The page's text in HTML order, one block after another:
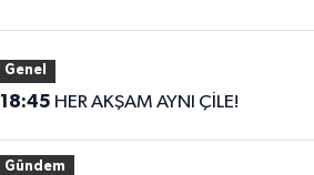
Genel
18:45 HER AKŞAM AYNI ÇİLE!
Gündem